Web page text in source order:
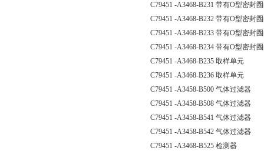
C79451 -A3468-B231 带有O型密封
C79451 -A3468-B232 带有O型密封
C79451 -A3468-B233 带有O型密封
C79451 -A3468-B234 带有O型密封
C79451 -A3468-B235 取样单元
C79451 -A3468-B236 取样单元
C79451 -A3458-B500 气体过滤器
C79451 -A3458-B508 气体过滤器
C79451 -A3458-B541 气体过滤器
C79451 -A3458-B542 气体过滤器
C79451 -A3468-B525 检测器